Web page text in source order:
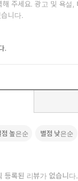
.
점 높은순 별점 낮은순
등록된 리뷰가 없습니다.